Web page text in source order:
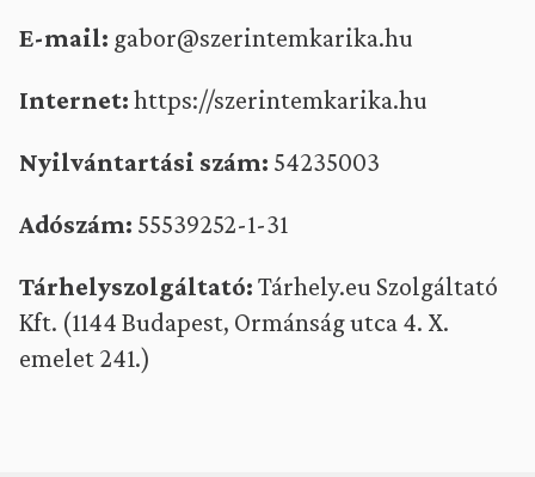
E-mail: gabor@szerintemkarika.hu
Internet: https://szerintemkarika.hu
Nyilvántartási szám: 54235003
Adószám: 55539252-1-31
Tárhelyszolgáltató: Tárhely.eu Szolgáltató
Kft. (1144 Budapest, Ormánság utca 4. X.
emelet 241.)